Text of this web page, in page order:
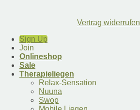
Vertrag widerrufen
Sign Up
Join
Onlineshop
Sale
Therapieliegen
Relax-Sensation
Nuuna
Swop